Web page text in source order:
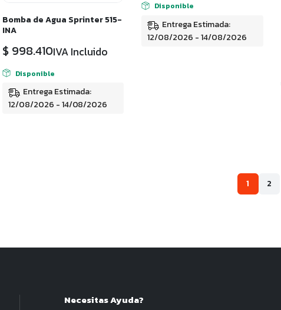
Bomba de Agua Sprinter 515-
INA
$998.410IVA Incluido
Disponible
Entrega Estimada:
12/08/2026 - 14/08/2026
Disponible
Entrega Estimada:
12/08/2026 - 14/08/2026
1 2
Necesitas Ayuda?